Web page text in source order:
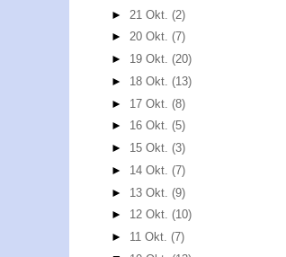
► 21 Okt.(2)
►20 Okt.(7)
► 19 Okt.(20)
► 18 Okt.(13)
► 17 Okt.(8)
► 16 Okt.(5)
► 15 Okt.(3)
► 14 Okt.(7)
► 13 Okt.(9)
► 12 Okt.(10)
► 11 Okt.(7)